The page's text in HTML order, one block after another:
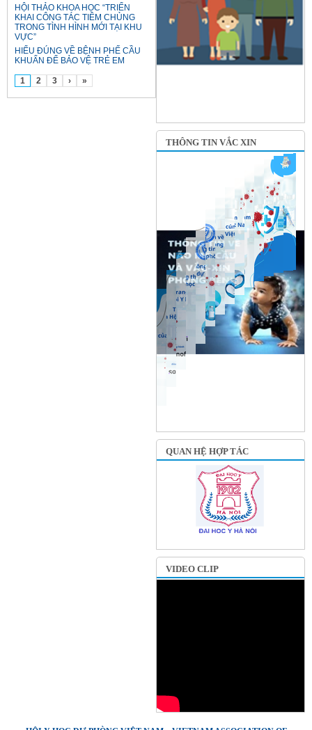
HỘI THẢO KHOA HỌC “TRIỂN
KHAI CÔNG TÁC TIÊM CHỦNG
TRONG TÌNH HÌNH MỚI TẠI KHU
VỰC”
HIỂU ĐÚNG VỀ BỆNH PHẾ CẦU
KHUẨN ĐỂ BẢO VỆ TRẺ EM
1 2 3 › »
THÔNG TIN VẮC XIN
QUAN HỆ HỢP TÁC
VIDEO CLIP